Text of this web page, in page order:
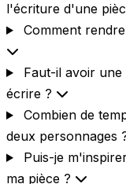
l'écriture d'une
Comment
Faut-il avoir
écrire ?
Combien de
deux personnages
Puis-je
ma pièce ?